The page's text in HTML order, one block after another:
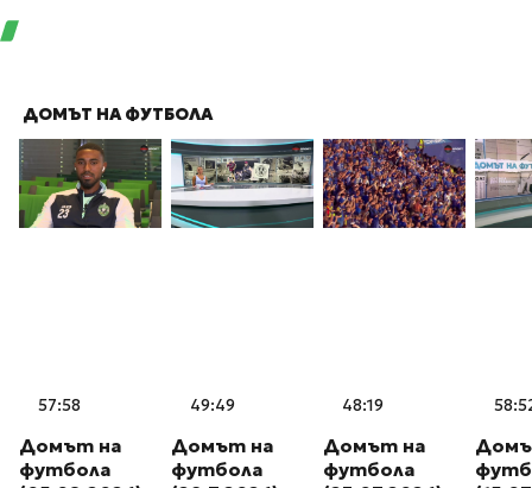
ДОМЪТ НА ФУТБОЛА
57:58
Домът на
футбола
49:49
Домът на
футбола
48:19
Домът на
футбола